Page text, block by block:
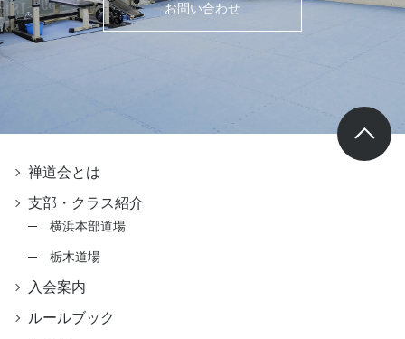
お問い合わせ
禅道会とは
支部・クラス紹介
横浜本部道場
栃木道場
入会案内
ルールブック